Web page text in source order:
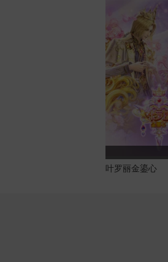
叶罗丽金鎏心